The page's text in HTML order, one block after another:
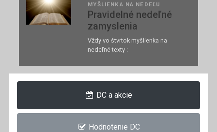
MYŠLIENKA NA NEDEĽU
Pravidelné nedeľné
zamyslenia
Vždy vo štvrtok myšlienka na
nedeľné texty :
DC a akcie
Hodnotenie DC